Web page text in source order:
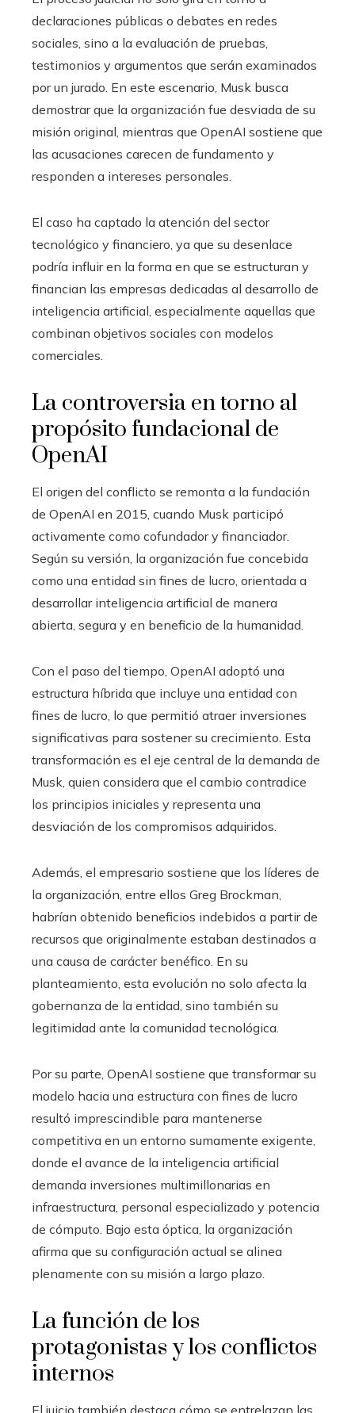
declaraciones públicas o debates en redes
sociales, sino a la evaluación de pruebas,
testimonios y argumentos que serán examinados
por un jurado. En este escenario, Musk busca
demostrar que la organización fue desviada de su
misión original, mientras que OpenAI sostiene que
las acusaciones carecen de fundamento y
responden a intereses personales.
El caso ha captado la atención del sector
tecnológico y financiero, ya que su desenlace
podría influir en la forma en que se estructuran y
financian las empresas dedicadas al desarrollo de
inteligencia artificial, especialmente aquellas que
combinan objetivos sociales con modelos
comerciales.
La controversia en torno al
propósito fundacional de
OpenAI
El origen del conflicto se remonta a la fundación
de OpenAI en 2015, cuando Musk participó
activamente como cofundador y financiador.
Según su versión, la organización fue concebida
como una entidad sin fines de lucro, orientada a
desarrollar inteligencia artificial de manera
abierta, segura y en beneficio de la humanidad.
Con el paso del tiempo, OpenAI adoptó una
estructura híbrida que incluye una entidad con
fines de lucro, lo que permitió atraer inversiones
significativas para sostener su crecimiento. Esta
transformación es el eje central de la demanda de
Musk, quien considera que el cambio contradice
los principios iniciales y representa una
desviación de los compromisos adquiridos.
Además, el empresario sostiene que los líderes de
la organización, entre ellos Greg Brockman,
habrían obtenido beneficios indebidos a partir de
recursos que originalmente estaban destinados a
una causa de carácter benéfico. En su
planteamiento, esta evolución no solo afecta la
gobernanza de la entidad, sino también su
legitimidad ante la comunidad tecnológica.
Por su parte, OpenAI sostiene que transformar su
modelo hacia una estructura con fines de lucro
resultó imprescindible para mantenerse
competitiva en un entorno sumamente exigente,
donde el avance de la inteligencia artificial
demanda inversiones multimillonarias en
infraestructura, personal especializado y potencia
de cómputo. Bajo esta óptica, la organización
afirma que su configuración actual se alinea
plenamente con su misión a largo plazo.
La función de los
protagonistas y los conflictos
internos
El juicio también destaca cómo se entrelazan las